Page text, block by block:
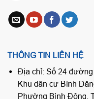
THÔNG TIN LIÊN HỆ
Địa chỉ: Số 24 đường
Khu dân cư Bình
Phường Bình Đông,